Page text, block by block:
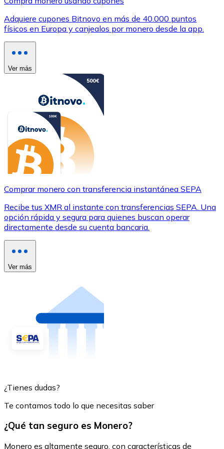
Adquiere cupones Bitnovo en más de 40.000 puntos
físicos en Europa y canjealos por monero desde la app.
Ver más
Comprar monero con transferencia instantánea SEPA
Recibe tus XMR al instante con transferencias SEPA. Una
opción rápida y segura para quienes buscan operar
directamente desde su cuenta bancaria.
Ver más
¿Tienes dudas?
Te contamos todo lo que necesitas saber
¿Qué tan seguro es Monero?
Monero es altamente seguro, con características de